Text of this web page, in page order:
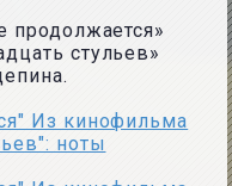
продолжается»
стульев»